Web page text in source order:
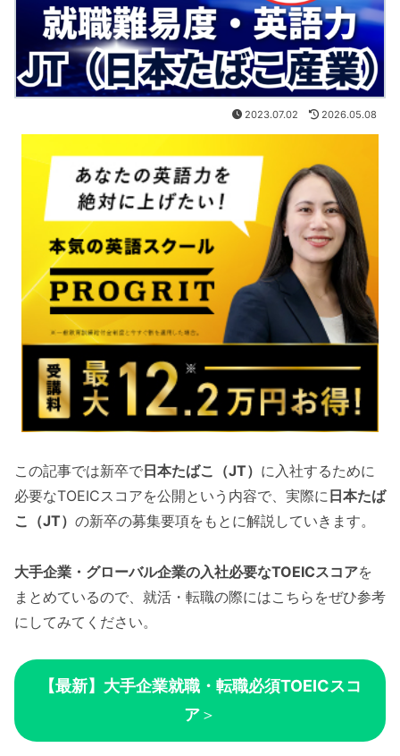
2023.07.02 2026.05.08
この記事では新卒で日本たばこ（JT） に入社するために
必要なTOEICスコアを公開という内容で、実際に 日本たば
こ（JT） の新卒の募集要項をもとに解説していきます。
大手企業・グローバル企業の入社必要なTOEICスコアを
まとめているので、就活・転職の際にはこちらをぜひ参考
にしてみてください。
【最新】大手企業就職・転職必須TOEICスコ
ア＞